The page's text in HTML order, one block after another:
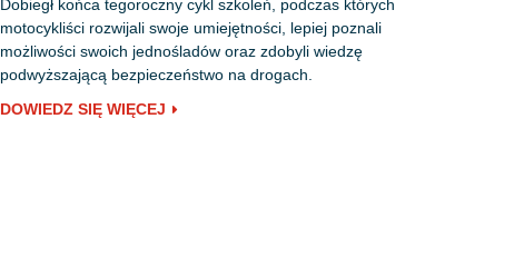
Dobiegł końca tegoroczny cykl szkoleń, podczas których
motocykliści rozwijali swoje umiejętności, lepiej poznali
możliwości swoich jednośladów oraz zdobyli wiedzę
podwyższającą bezpieczeństwo na drogach.
DOWIEDZ SIĘ WIĘCEJ